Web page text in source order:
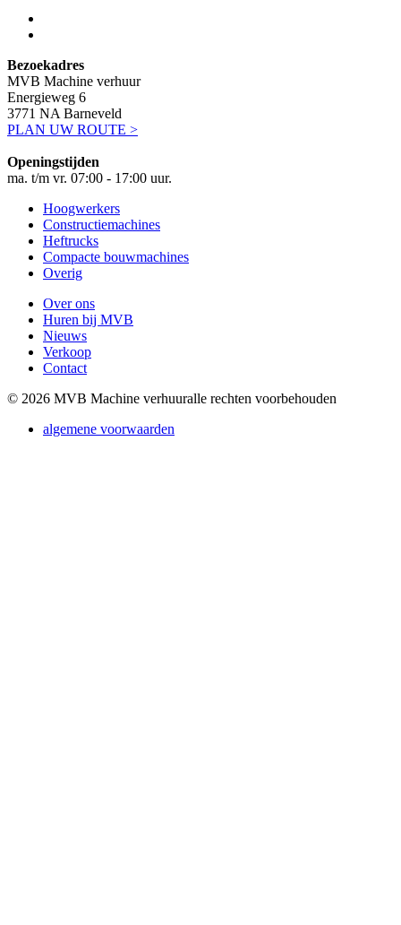
Bezoekadres
MVB Machine verhuur
Energieweg 6
3771 NA Barneveld
PLAN UW ROUTE >
Openingstijden
ma. t/m vr. 07:00 - 17:00 uur.
Hoogwerkers
Constructiemachines
Heftrucks
Compacte bouwmachines
Overig
Over ons
Huren bij MVB
Nieuws
Verkoop
Contact
© 2026 MVB Machine verhuuralle rechten voorbehouden
algemene voorwaarden